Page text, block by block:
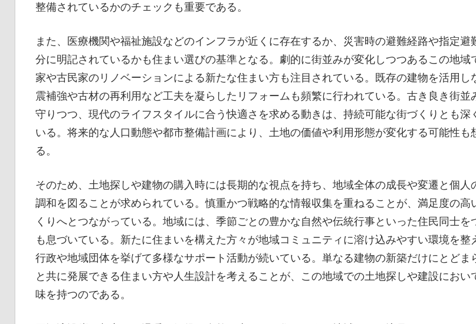
整備されているかのチェックも重要である。
また、医療機関や福祉施設などのインフラが近くに存在するか、災害時の避難経路や指定避
分に明記されているかも住まい選びの基準となる。劇的に街並みが変化しつつあるこの地域
家や古民家のリノベーションによる新たな住まい方も注目されている。既存の建物を活用し
震補強や古材の再利用など工夫を凝らしたリフォームも頻繁に行われている。古き良き街並
守りつつ、現代のライフスタイルに合う快適さを求める動きは、持続可能な街づくりとも深
いる。将来的な人口動態や都市整備計画により、土地の価値や利用形態が変化する可能性も
る。
そのため、土地探しや建物の購入時には長期的な視点を持ち、地域全体の成長や変遷と個人
調和を図ることが求められている。慎重かつ戦略的な情報収集を重ねることが、満足度の高
くりへとつながっている。地域には、季節ごとの豊かな自然や伝統行事といった住民同士を
も息づいている。新たに住まいを構えた方々が地域コミュニティに溶け込みやすい環境を整
行政や地域団体を挙げて多様なサポート活動が続いている。単なる建物の新築だけにとどま
と共に発展できる住まい方や人生設計を考えることが、この地域での土地探しや建設におい
味を持つのである。